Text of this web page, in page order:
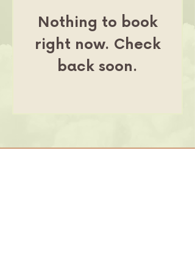
Nothing to book
right now. Check
back soon.